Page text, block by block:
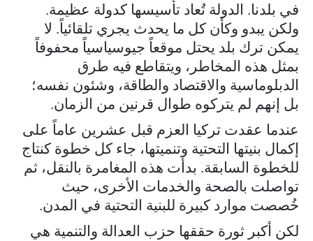
في بلدنا. الدولة تُعاد تأسيسها كدولة عظيمة.
ولكن يبدو وكأن كل ما يحدث يجري تلقائياً. لا
يمكن ترك بلد يحتل موقعاً جيوسياسياً محفوفاً
بمثل هذه المخاطر، ويتقاطع فيه طرق
الدبلوماسية والاقتصاد والطاقة، وشئون نفسه؛
بل إنهم لم يتركوه طوال قرنين من الزمان.
عندما عقدت تركيا العزم قبل عشرين عاماً على
إكمال بنيتها التحتية وتنميتها، جاء كل خطوة كنتاج
للخطوة السابقة. بدأت هذه المغامرة بالنقل، ثم
تواصلت بالصحة والخدمات الأخرى، حيث
خُصصت موارد كبيرة للبنية التحتية في المدن.
لكن أكبر ثورة حققها حزب العدالة والتنمية هي